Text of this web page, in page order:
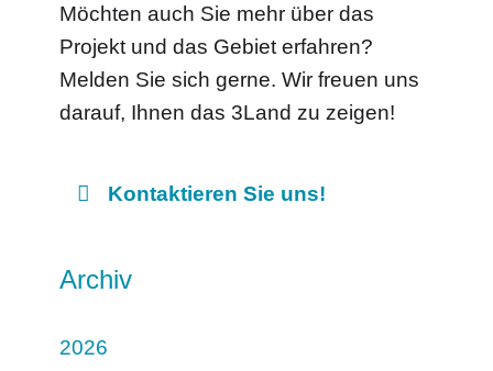
Möchten auch Sie mehr über das
Projekt und das Gebiet erfahren?
Melden Sie sich gerne. Wir freuen uns
darauf, Ihnen das 3Land zu zeigen!
Kontaktieren Sie uns!
Archiv
2026